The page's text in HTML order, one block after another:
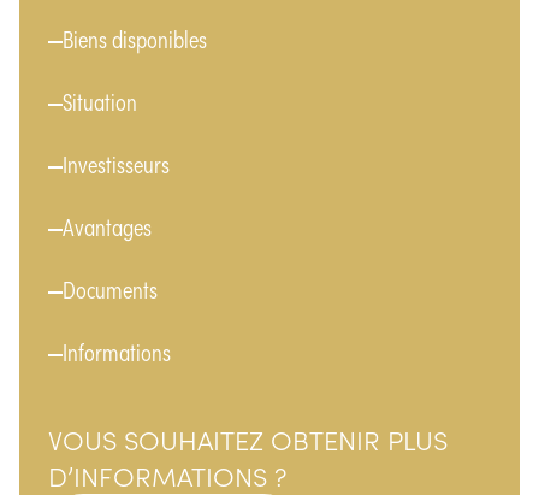
Biens disponibles
Situation
Investisseurs
Avantages
Documents
Informations
VOUS SOUHAITEZ OBTENIR PLUS
D’INFORMATIONS ?